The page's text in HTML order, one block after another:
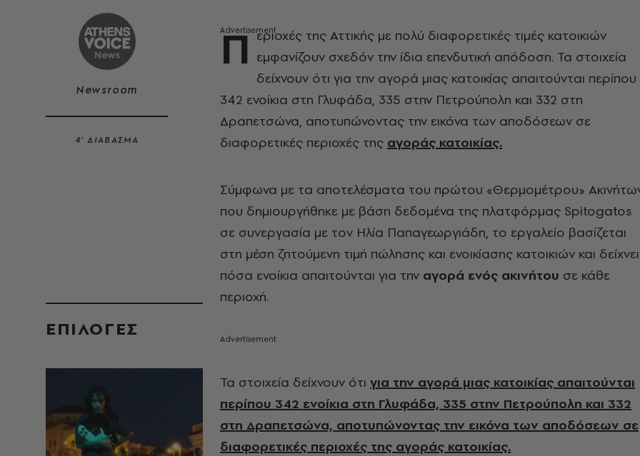
Newsroom
4’ ΔΙΑΒΑΣΜΑ
EΠΙΛΟΓΈΣ
Π εριοχές της Αττικής με πολύ διαφορετικές τιμές κατοικιών
εμφανίζουν σχεδόν την ίδια επενδυτική απόδοση. Τα στοιχεία
δείχνουν ότι για την αγορά μιας κατοικίας απαιτούνται περίπου
342 ενοίκια στη Γλυφάδα, 335 στην Πετρούπολη και 332 στη
Δραπετσώνα, αποτυπώνοντας την εικόνα των αποδόσεων σε
διαφορετικές περιοχές της αγοράς κατοικίας.
Σύμφωνα με τα αποτελέσματα του πρώτου «Θερμομέτρου»
που δημιουργήθηκε με βάση δεδομένα της πλατφόρμας Spitogatos
σε συνεργασία με τον Ηλία Παπαγεωργιάδη, το εργαλείο βασίζεται
στη μέση ζητούμενη τιμή πώλησης και ενοικίασης κατοικιών και δείχνει
πόσα ενοίκια απαιτούνται για την αγορά ενός ακινήτου σε κάθε
περιοχή.
Τα στοιχεία δείχνουν ότι για την αγορά μιας κατοικίας απαιτούνται
περίπου 342 ενοίκια στη Γλυφάδα, 335 στην Πετρούπολη και 332
στη Δραπετσώνα, αποτυπώνοντας την εικόνα των αποδόσεων σε
διαφορετικές περιοχές της αγοράς κατοικίας.